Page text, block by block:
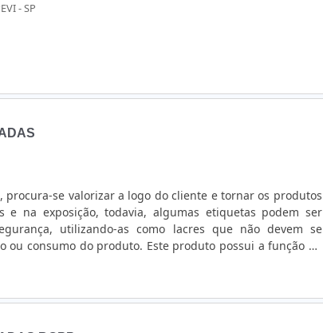
- SP
procura-se valorizar a logo do cliente e tornar os produtos
e na exposição, todavia, algumas etiquetas podem ser
utilizando-as como lacres que não devem se
ou consumo do produto. Este produto possui a função de
assim, é possível verificar preço e outras características
rápida e fácil.Tipos de etiquetas personalizadas
Etiquetas hospitalares; Etiquetas para cosméticos;
de produtos e marcas. São escolhidas por